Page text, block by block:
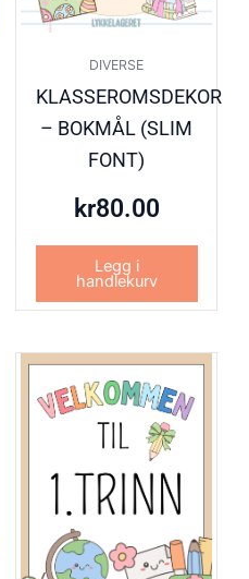
DIVERSE
KLASSEROMSDEKOR
– BOKMÅL (SLIM
FONT)
kr80.00
Legg i
handlekurv